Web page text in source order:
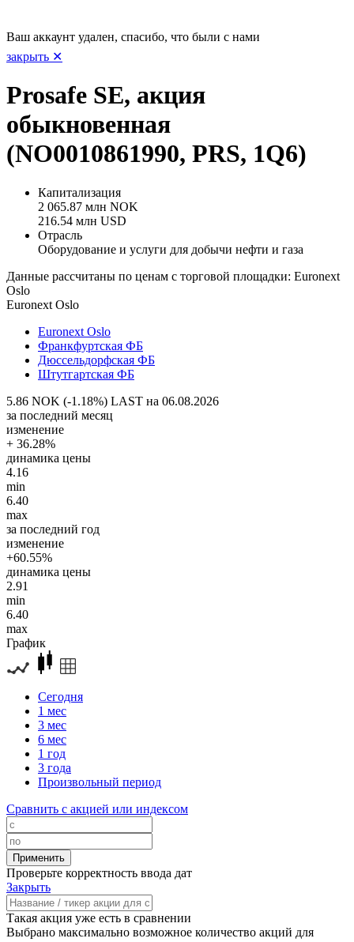
Ваш аккаунт удален, спасибо, что были с нами
закрыть ✕
Prosafe SE, акция
обыкновенная
(NO0010861990, PRS, 1Q6)
Капитализация
2 065.87 млн NOK
216.54 млн USD
Отрасль
Оборудование и услуги для добычи нефти и газа
Данные рассчитаны по ценам с торговой площадки: Euronext
Oslo
Euronext Oslo
Euronext Oslo
Франкфуртская ФБ
Дюссельдорфская ФБ
Штутгартская ФБ
5.86 NOK (-1.18%) LAST на 06.08.2026
за последний месяц
изменение
+ 36.28%
динамика цены
4.16
min
6.40
max
за последний год
изменение
+60.55%
динамика цены
2.91
min
6.40
max
График
Сегодня
1 мес
3 мес
6 мес
1 год
3 года
Произвольный период
Сравнить с акцией или индексом
Проверьте корректность ввода дат
Закрыть
Такая акция уже есть в сравнении
Выбрано максимально возможное количество акций для